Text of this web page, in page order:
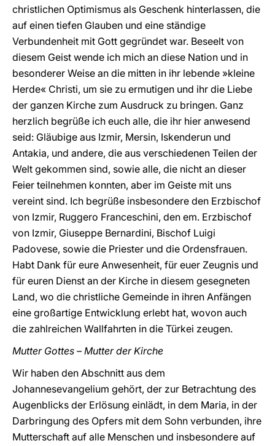
christlichen Optimismus als Geschenk hinterlassen, die
auf einen tiefen Glauben und eine ständige
Verbundenheit mit Gott gegründet war. Beseelt von
diesem Geist wende ich mich an diese Nation und in
besonderer Weise an die mitten in ihr lebende »kleine
Herde« Christi, um sie zu ermutigen und ihr die Liebe
der ganzen Kirche zum Ausdruck zu bringen. Ganz
herzlich begrüße ich euch alle, die ihr hier anwesend
seid: Gläubige aus Izmir, Mersin, Iskenderun und
Antakia, und andere, die aus verschiedenen Teilen der
Welt gekommen sind, sowie alle, die nicht an dieser
Feier teilnehmen konnten, aber im Geiste mit uns
vereint sind. Ich begrüße insbesondere den Erzbischof
von Izmir, Ruggero Franceschini, den em. Erzbischof
von Izmir, Giuseppe Bernardini, Bischof Luigi
Padovese, sowie die Priester und die Ordensfrauen.
Habt Dank für eure Anwesenheit, für euer Zeugnis und
für euren Dienst an der Kirche in diesem gesegneten
Land, wo die christliche Gemeinde in ihren Anfängen
eine großartige Entwicklung erlebt hat, wovon auch
die zahlreichen Wallfahrten in die Türkei zeugen.
Mutter Gottes – Mutter der Kirche
Wir haben den Abschnitt aus dem
Johannesevangelium gehört, der zur Betrachtung des
Augenblicks der Erlösung einlädt, in dem Maria, in der
Darbringung des Opfers mit dem Sohn verbunden, ihre
Mutterschaft auf alle Menschen und insbesondere auf